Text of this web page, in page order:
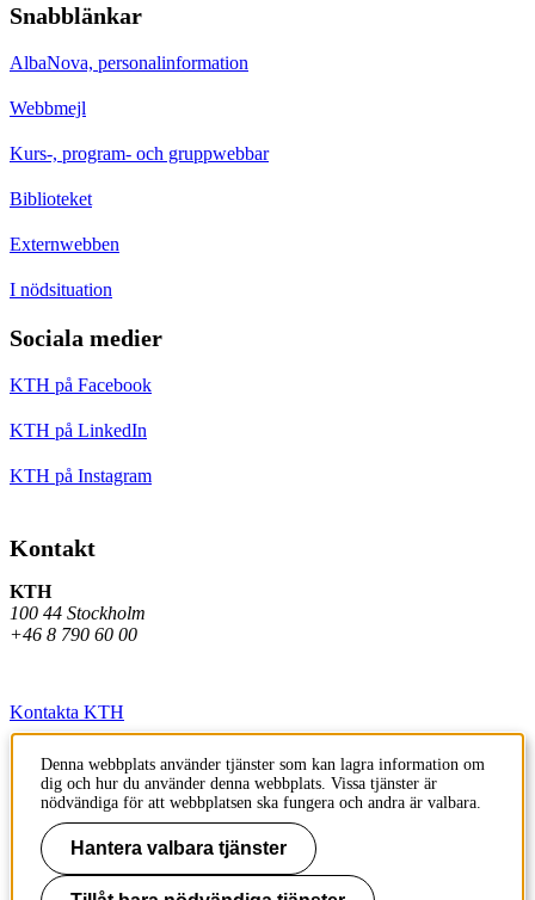
Snabblänkar
AlbaNova, personalinformation
Webbmejl
Kurs-, program- och gruppwebbar
Biblioteket
Externwebben
I nödsituation
Sociala medier
KTH på Facebook
KTH på LinkedIn
KTH på Instagram
Kontakt
KTH
100 44 Stockholm
+46 8 790 60 00
Kontakta KTH
Jobba på KTH
Press och media
Faktura och betalning KTH
Om KTH:s webbplatser
Denna webbplats använder tjänster som kan lagra information om
dig och hur du använder denna webbplats. Vissa tjänster är
nödvändiga för att webbplatsen ska fungera och andra är valbara.
Hantera valbara tjänster